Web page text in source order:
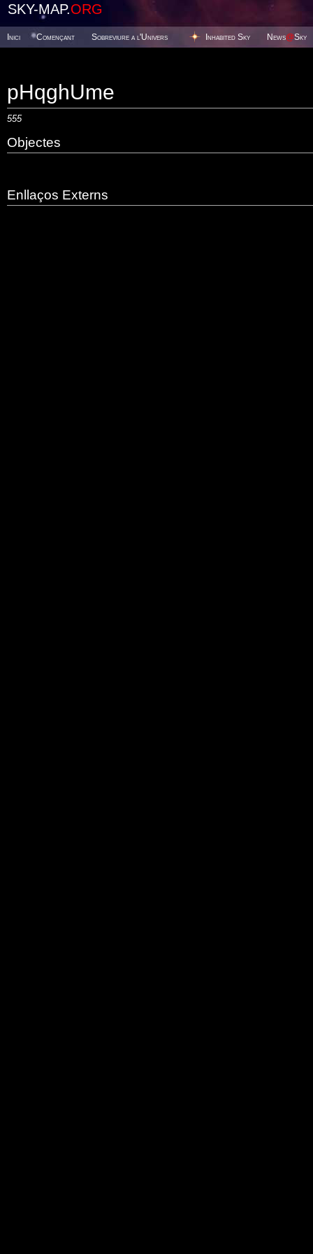
SKY-MAP.ORG
Inici Començant Sobreviure a l'Univers Inhabited Sky News@Sky
pHqghUme
555
Objectes
Enllaços Externs